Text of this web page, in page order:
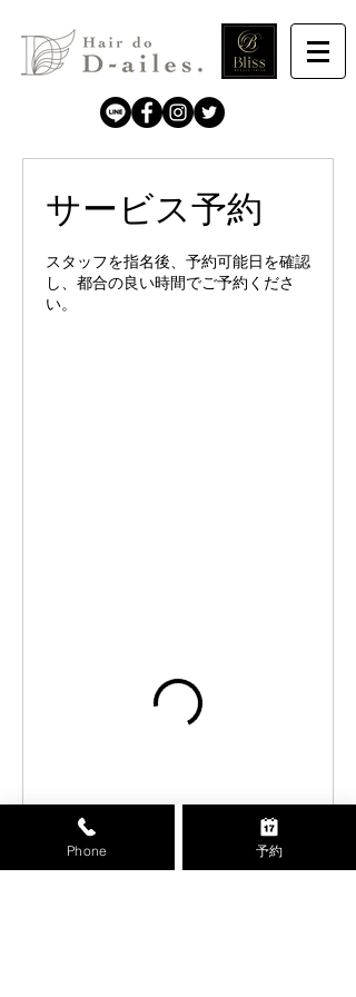
サービス予約
スタッフを指名後、予約可能日を確認
し、都合の良い時間でご予約くださ
い。
Phone 予約